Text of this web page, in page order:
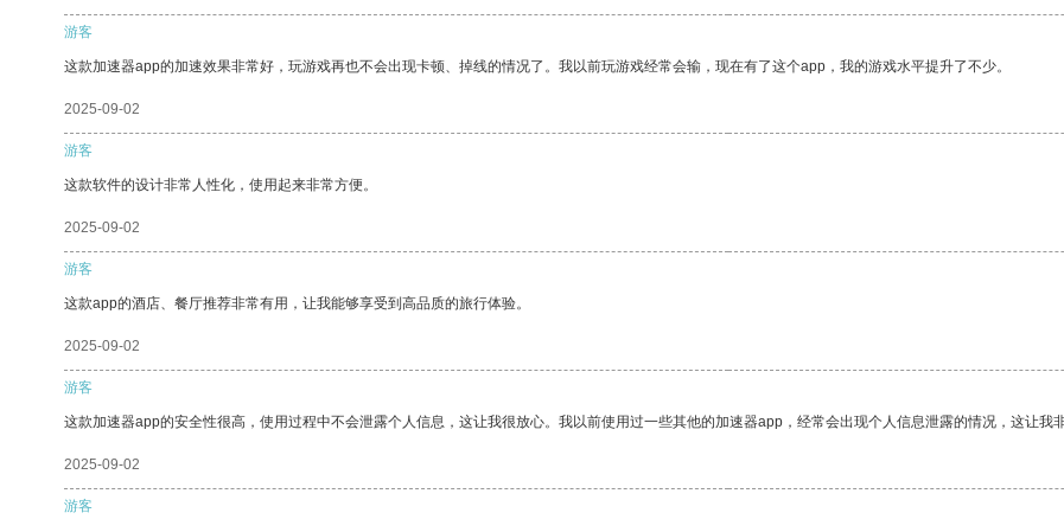
游客
这款加速器app的加速效果非常好，玩游戏再也不会出现卡顿、掉线的情况了。我以前玩游戏经常会输，现在有了这个app，我的游戏水平提升了不少。
2025-09-02
游客
这款软件的设计非常人性化，使用起来非常方便。
2025-09-02
游客
这款app的酒店、餐厅推荐非常有用，让我能够享受到高品质的旅行体验。
2025-09-02
游客
这款加速器app的安全性很高，使用过程中不会泄露个人信息，这让我很放心。我以前使用过一些其他的加速器app，经常会出现个人信息泄露的情况，这让我非
2025-09-02
游客